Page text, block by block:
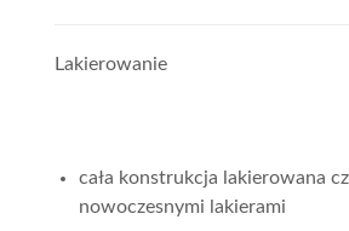
Lakierowanie
cała konstrukcja lakierowana
nowoczesnymi lakierami